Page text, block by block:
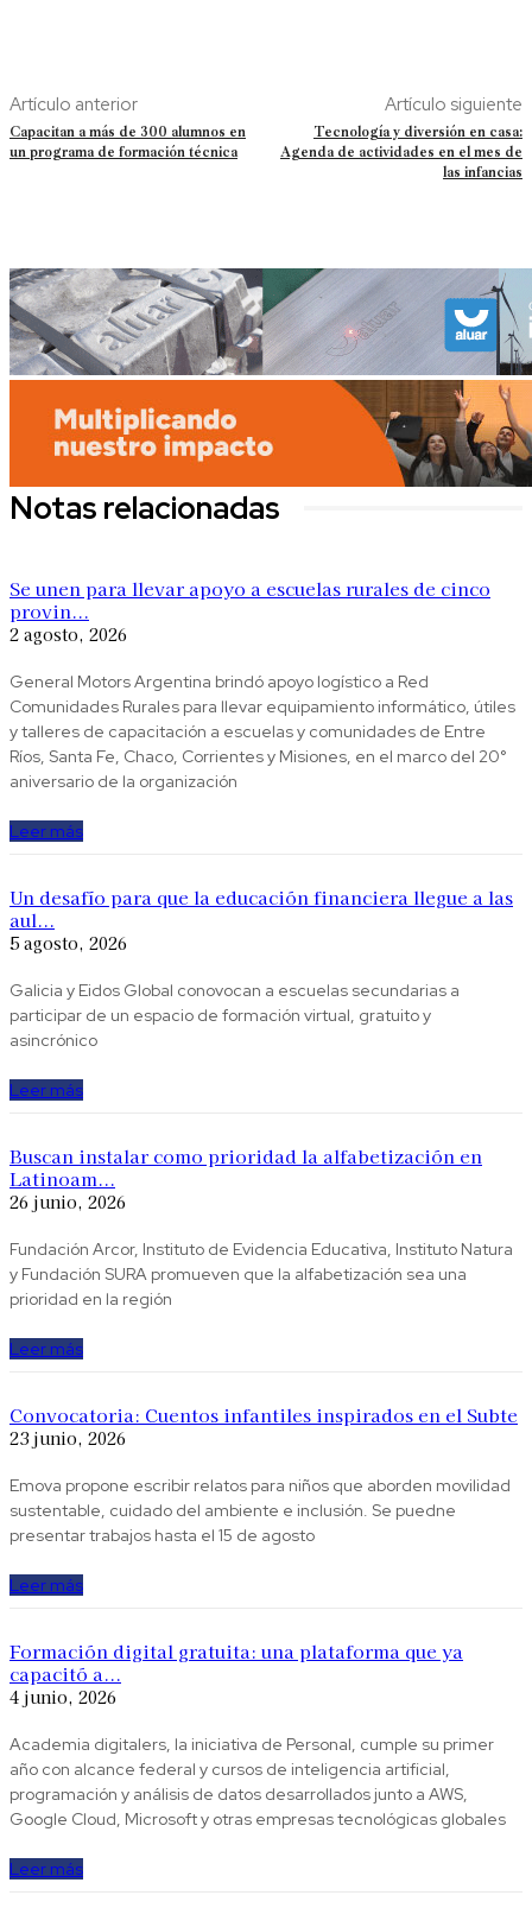
Artículo anterior
Capacitan a más de 300 alumnos en
un programa de formación técnica
Artículo siguiente
Tecnología y diversión en casa:
Agenda de actividades en el mes de
las infancias
Notas relacionadas
Se unen para llevar apoyo a escuelas rurales de cinco
provin...
2 agosto, 2026
General Motors Argentina brindó apoyo logístico a Red
Comunidades Rurales para llevar equipamiento informático, útiles
y talleres de capacitación a escuelas y comunidades de Entre
Ríos, Santa Fe, Chaco, Corrientes y Misiones, en el marco del 20°
aniversario de la organización
Leer más
Un desafío para que la educación financiera llegue a las
aul...
5 agosto, 2026
Galicia y Eidos Global conovocan a escuelas secundarias a
participar de un espacio de formación virtual, gratuito y
asincrónico
Leer más
Buscan instalar como prioridad la alfabetización en
Latinoam...
26 junio, 2026
Fundación Arcor, Instituto de Evidencia Educativa, Instituto Natura
y Fundación SURA ​promueven que la alfabetización sea una
prioridad en la región
Leer más
Convocatoria: Cuentos infantiles inspirados en el Subte
23 junio, 2026
Emova propone escribir relatos para niños que aborden movilidad
sustentable, cuidado del ambiente e inclusión. Se puedne
presentar trabajos hasta el 15 de agosto
Leer más
Formación digital gratuita: una plataforma que ya
capacitó a...
4 junio, 2026
Academia digitalers, la iniciativa de Personal, cumple su primer
año con alcance federal y cursos de inteligencia artificial,
programación y análisis de datos desarrollados junto a AWS,
Google Cloud, Microsoft y otras empresas tecnológicas globales
Leer más